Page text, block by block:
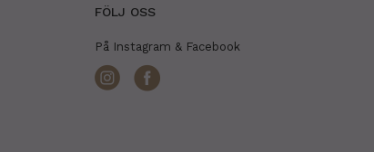
FÖLJ OSS
På Instagram & Facebook